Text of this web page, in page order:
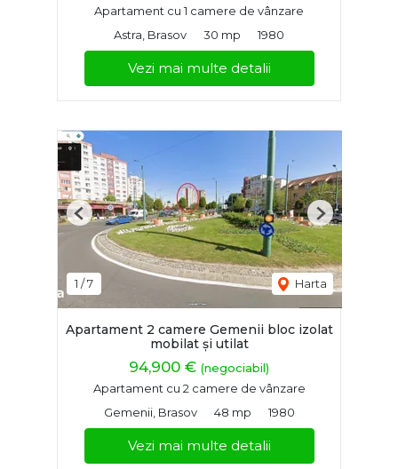
Apartament cu 1 camere de vânzare
Astra, Brasov
30 mp 1980
Vezi mai multe detalii
1 /7 Harta
Previous Next
Apartament 2 camere Gemenii bloc izolat
mobilat și utilat
94,900 € (negociabil)
Apartament cu 2 camere de vânzare
Gemenii, Brasov
48 mp 1980
Vezi mai multe detalii